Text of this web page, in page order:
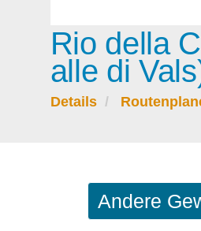
Rio della
alle di
Details
Andere